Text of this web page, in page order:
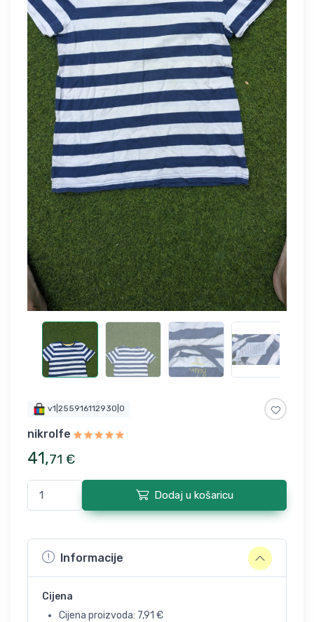
v1|255916112930|0
nikrolfe
41,71 €
Dodaj u košaricu
Informacije
Cijena
Cijena proizvoda: 7,91 €